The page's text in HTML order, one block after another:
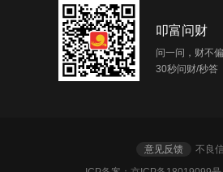
叩富问财
问一问，财不偏
30秒问财/秒答
意见反馈 不良